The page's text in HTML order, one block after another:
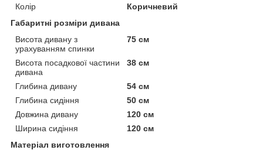
Колір
Коричневий
Габаритні розміри дивана
Висота дивану з
урахуванням спинки
75 см
Висота посадкової частини
дивана
38 см
Глибина дивану
54 см
Глибина сидіння
50 см
Довжина дивану
120 см
Ширина сидіння
120 см
Матеріал виготовлення